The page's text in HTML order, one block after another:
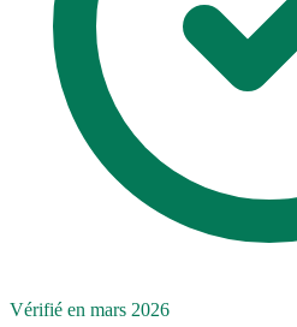
Vérifié en mars 2026